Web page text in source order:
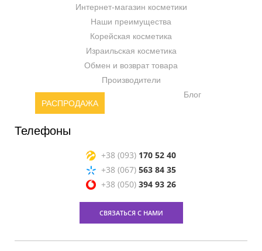
Интернет-магазин косметики
Наши преимущества
Корейская косметика
Израильская косметика
Обмен и возврат товара
Производители
РАСПРОДАЖА
Блог
Телефоны
+38 (093) 170 52 40
+38 (067) 563 84 35
+38 (050) 394 93 26
СВЯЗАТЬСЯ С НАМИ